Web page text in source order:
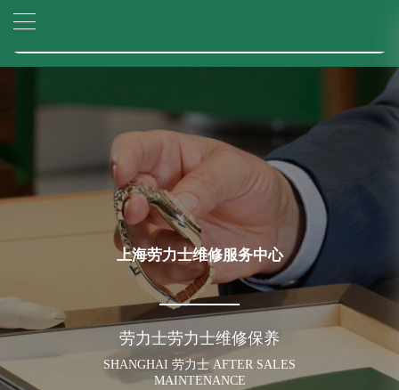
2026年6月劳力士售后服务中心最新网点地址：
节假日正常营业！
上海劳力士维修服务中心
劳力士劳力士维修保养
SHANGHAI 劳力士 AFTER SALES
MAINTENANCE